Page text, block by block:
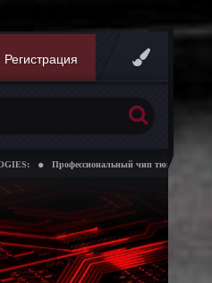
Регистрация
Профессиональный чип тюнинг коробок передач